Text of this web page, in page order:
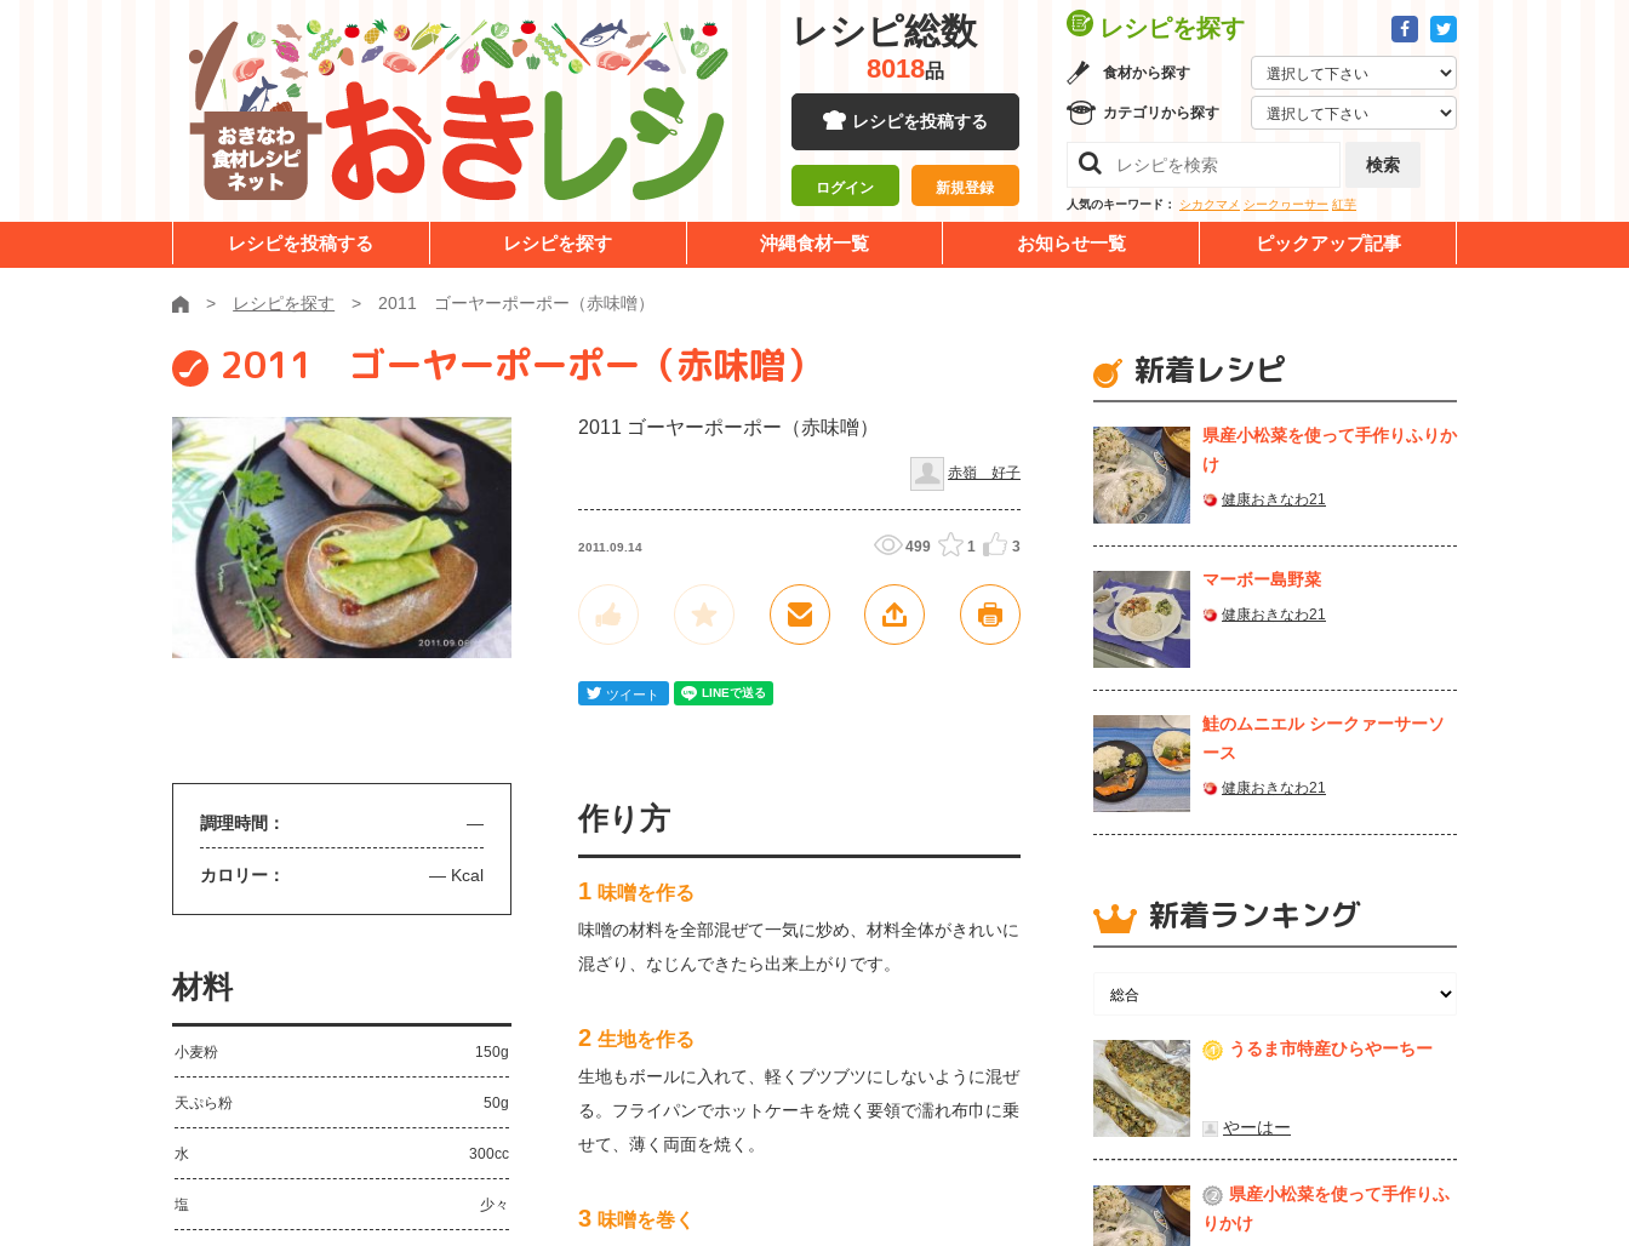
レシピ総数
8018品
レシピを投稿する
ログイン 新規登録
レシピを探す
食材から探す
カテゴリから探す
検索
人気のキーワード： シカクマメ シークヮーサー 紅芋
レシピを投稿する レシピを探す 沖縄食材一覧 お知らせ一覧 ピックアップ記事
レシピを探す 2011 ゴーヤーポーポー（赤味噌）
2011 ゴーヤーポーポー（赤味噌）
2011 ゴーヤーポーポー（赤味噌）
赤嶺 好子
2011.09.14 499 1 3
調理時間： —
カロリー： — Kcal
材料
小麦粉 150g
天ぷら粉 50g
水 300cc
塩 少々
作り方
1 味噌を作る
味噌の材料を全部混ぜて一気に炒め、材料全体がきれいに
混ざり、なじんできたら出来上がりです。
2 生地を作る
生地もボールに入れて、軽くブツブツにしないように混ぜ
る。フライパンでホットケーキを焼く要領で濡れ布巾に乗
せて、薄く両面を焼く。
3 味噌を巻く
新着レシピ
県産⼩松菜を使って⼿作りふりか
け
健康おきなわ21
マーボー島野菜
健康おきなわ21
鮭のムニエル シークァーサーソ
ース
健康おきなわ21
新着ランキング
1 うるま市特産ひらやーちー
やーはー
2
県産⼩松菜を使って⼿作りふ
りかけ